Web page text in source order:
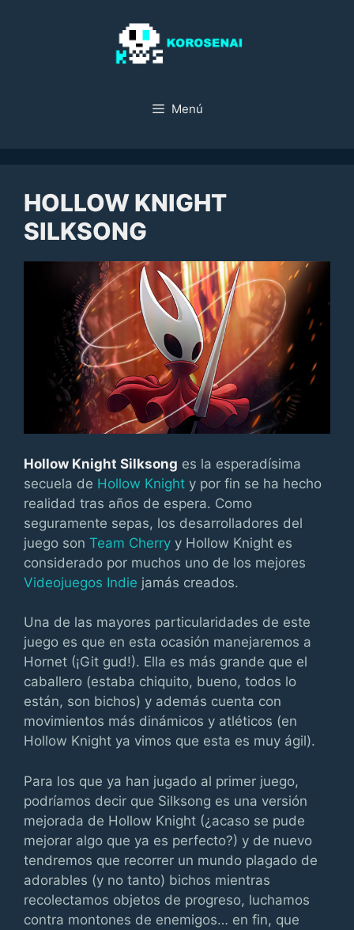
Menú
HOLLOW KNIGHT
SILKSONG
Hollow Knight Silksong es la esperadísima
secuela de Hollow Knight y por fin se ha hecho
realidad tras años de espera. Como
seguramente sepas, los desarrolladores del
juego son Team Cherry y Hollow Knight es
considerado por muchos uno de los mejores
Videojuegos Indie jamás creados.
Una de las mayores particularidades de este
juego es que en esta ocasión manejaremos a
Hornet (¡Git gud!). Ella es más grande que el
caballero (estaba chiquito, bueno, todos lo
están, son bichos) y además cuenta con
movimientos más dinámicos y atléticos (en
Hollow Knight ya vimos que esta es muy ágil).
Para los que ya han jugado al primer juego,
podríamos decir que Silksong es una versión
mejorada de Hollow Knight (¿acaso se pude
mejorar algo que ya es perfecto?) y de nuevo
tendremos que recorrer un mundo plagado de
adorables (y no tanto) bichos mientras
recolectamos objetos de progreso, luchamos
contra montones de enemigos… en fin, que